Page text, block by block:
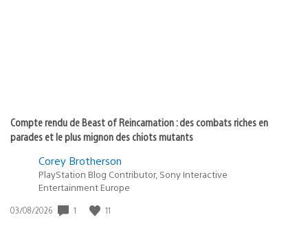
Compte rendu de Beast of Reincarnation : des combats riches en
parades et le plus mignon des chiots mutants
Corey Brotherson
PlayStation Blog Contributor, Sony Interactive
Entertainment Europe
Date
03/08/2026 1 11